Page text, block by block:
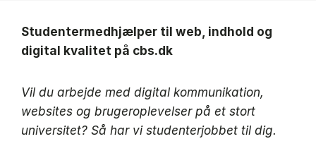
Studentermedhjælper til web, indhold og
digital kvalitet på cbs.dk
Vil du arbejde med digital kommunikation,
websites og brugeroplevelser på et stort
universitet? Så har vi studenterjobbet til dig.